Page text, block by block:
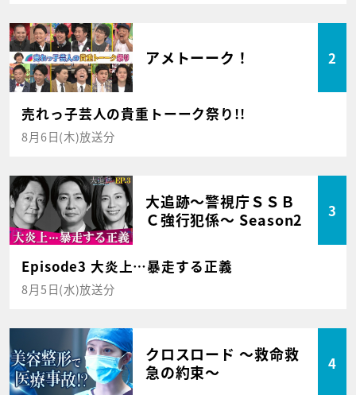
アメトーーク！ 2
売れっ子芸人の貴重トーーク祭り!!
8月6日(木)放送分
大追跡～警視庁ＳＳＢ
Ｃ強行犯係～ Season2
3
Episode3 大炎上…暴走する正義
8月5日(水)放送分
クロスロード ～救命救
急の約束～
4